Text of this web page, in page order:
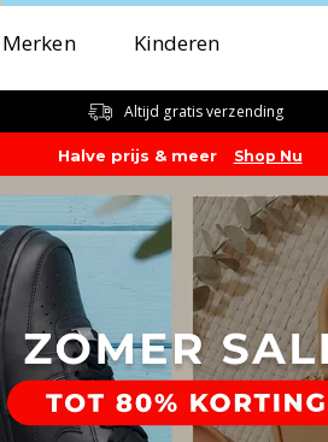
Merken Kinderen
Altijd gratis verzending
Halve prijs & meer Shop Nu